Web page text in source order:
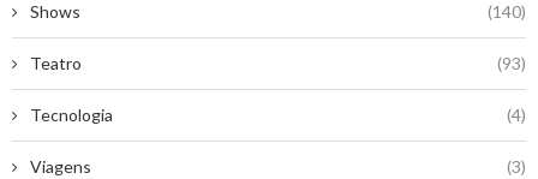
Shows (140)
Teatro (93)
Tecnologia (4)
Viagens (3)